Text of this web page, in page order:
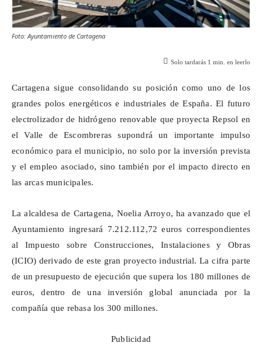
Foto: Ayuntamiento de Cartagena
Solo tardarás 1 min. en leerlo
Cartagena sigue consolidando su posición como uno de los
grandes polos energéticos e industriales de España. El futuro
electrolizador de hidrógeno renovable que proyecta Repsol en
el Valle de Escombreras supondrá un importante impulso
económico para el municipio, no solo por la inversión prevista
y el empleo asociado, sino también por el impacto directo en
las arcas municipales.
La alcaldesa de Cartagena, Noelia Arroyo, ha avanzado que el
Ayuntamiento ingresará 7.212.112,72 euros correspondientes
al Impuesto sobre Construcciones, Instalaciones y Obras
(ICIO) derivado de este gran proyecto industrial. La cifra parte
de un presupuesto de ejecución que supera los 180 millones de
euros, dentro de una inversión global anunciada por la
compañía que rebasa los 300 millones.
Publicidad